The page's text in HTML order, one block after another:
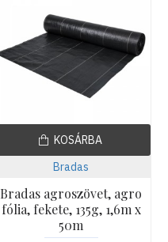
Bradas
Bradas agroszövet, agro
fólia, fekete, 135g, 1,6m x
50m
KOSÁRBA